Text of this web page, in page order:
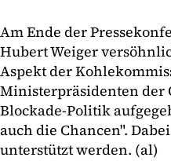
Am Ende der
Hubert Weiger
Aspekt der
Ministerpräsidenten der
Blockade-Politik
auch die Chancen".
unterstützt werden. (al)